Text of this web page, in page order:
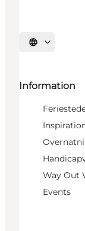
Vælg sprog
Information
Way Out
Events